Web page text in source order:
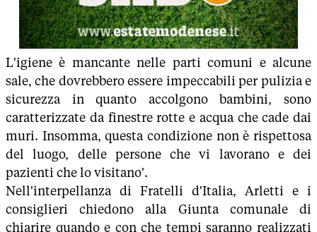
L'igiene è mancante nelle parti comuni e alcune
sale, che dovrebbero essere impeccabili per pulizia e
sicurezza in quanto accolgono bambini, sono
caratterizzate da finestre rotte e acqua che cade dai
muri. Insomma, questa condizione non è rispettosa
del luogo, delle persone che vi lavorano e dei
pazienti che lo visitano'.
Nell'interpellanza di Fratelli d'Italia, Arletti e i
consiglieri chiedono alla Giunta comunale di
chiarire quando e con che tempi saranno realizzati